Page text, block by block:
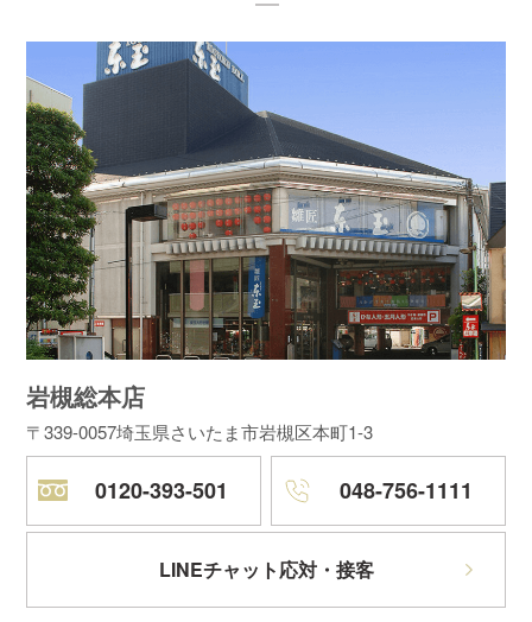
岩槻総本店
〒339-0057埼玉県さいたま市岩槻区本町1-3
0120-393-501 048-756-1111
LINEチャット応対・接客